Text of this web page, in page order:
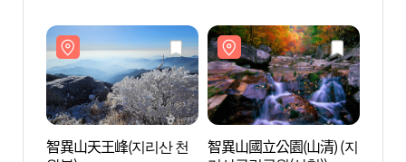
智異山天王峰(지리산 천
智異山國立公園(山清) (지